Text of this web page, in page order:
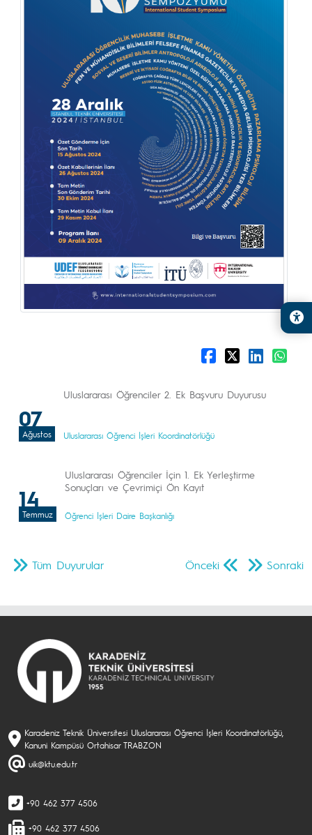
07
Ağustos
Uluslararası Öğrenciler 2. Ek Başvuru Duyurusu
Uluslararası Öğrenci İşleri Koordinatörlüğü
14
Temmuz
Uluslararası Öğrenciler İçin 1. Ek Yerleştirme
Sonuçları ve Çevrimiçi Ön Kayıt
Öğrenci İşleri Daire Başkanlığı
Önceki Sonraki
Tüm Duyurular
Karadeniz Teknik Üniversitesi Uluslararası Öğrenci İşleri Koordinatörlüğü,
Kanuni Kampüsü Ortahisar TRABZON
uik@ktu.edu.tr
+90 462 377 4506
+90 462 377 4506